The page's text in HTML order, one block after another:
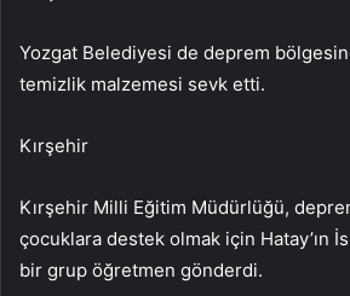
Yozgat Belediyesi de deprem
temizlik malzemesi sevk etti.
Kırşehir
Kırşehir Milli Eğitim Müdürlüğü,
çocuklara destek olmak için Hatay’ın
bir grup öğretmen gönderdi.